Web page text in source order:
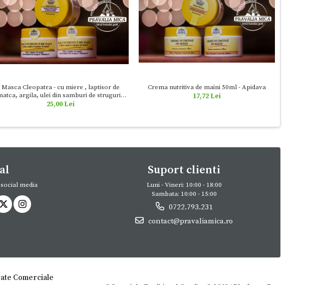
Masca Cleopatra - cu miere , laptisor de
argila, ulei din samburi de struguri ,
vitamina E, 50ml - Apidava
25,00 Lei
Crema nutritiva de maini 50ml - Apidava
17,72 Lei
media
Suport clienti
Luni - Vineri: 10:00 - 18:00
Sambata: 10:00 - 15:00
0722.793.231
contact@pravaliamica.ro
Comerciale